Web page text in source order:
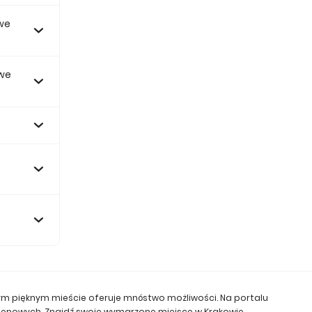
pięknym mieście oferuje mnóstwo możliwości. Na portalu